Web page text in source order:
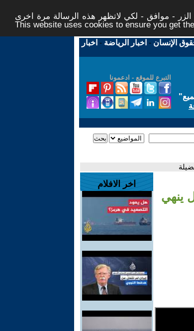
- موافق - لكي لاتظهر هذه الرسالة مرة اخرى -
This website uses cookies to ensure you get
الإنسان - اخبار الرياضة - اخبار
التبرع للموقع - ادعمونا
"
ينهي
اخر الافلام